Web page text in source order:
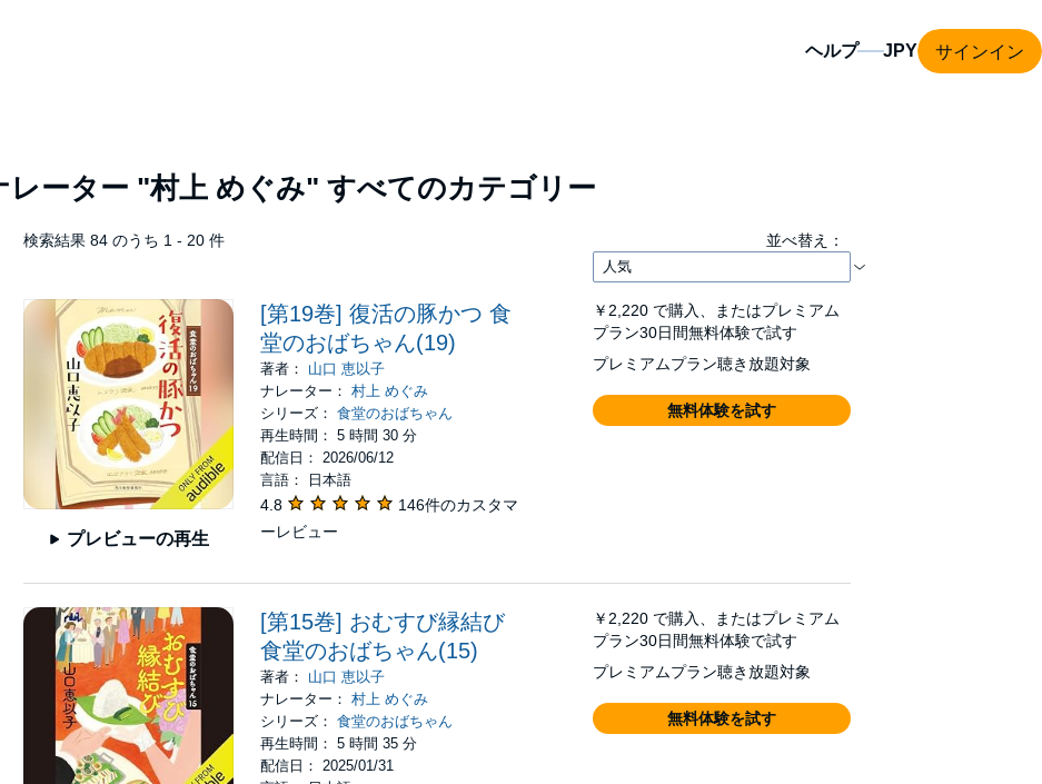
ヘルプ サインイン
レーター "村上 めぐみ" すべてのカテゴリー
検索結果 84 のうち 1 - 20 件 並べ替え：
プレビューの再生
[第19巻] 復活の豚かつ 食
堂のおばちゃん(19)
著者： 山口 恵以子
ナレーター：村上 めぐみ
シリーズ：食堂のおばちゃん
再生時間： 5 時間 30 分
配信日： 2026/06/12
言語： 日本語
4.8
146件のカスタマ
ーレビュー
￥2,220 で購入、またはプレミアム
プラン30日間無料体験で試す
プレミアムプラン聴き放題対象
無料体験を試す
[第15巻] おむすび縁結び
食堂のおばちゃん(15)
著者： 山口 恵以子
ナレーター：村上 めぐみ
シリーズ：食堂のおばちゃん
再生時間： 5 時間 35 分
配信日： 2025/01/31
￥2,220 で購入、またはプレミアム
プラン30日間無料体験で試す
プレミアムプラン聴き放題対象
無料体験を試す